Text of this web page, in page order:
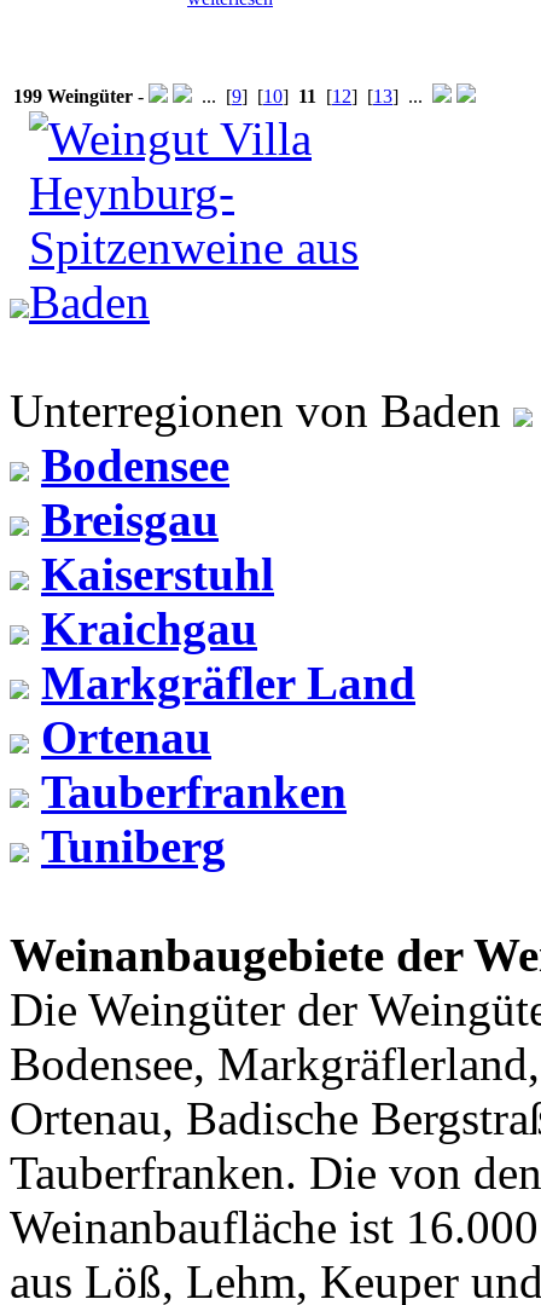
199 Weingüter - ... [9] [10] 11 [12] [13] ...
Unterregionen von Baden
Bodensee
Breisgau
Kaiserstuhl
Kraichgau
Markgräfler Land
Ortenau
Tauberfranken
Tuniberg
Weinanbaugebiete der
Die Weingüter der
Bodensee,
Ortenau, Badische
Tauberfranken. Die von
Weinanbaufläche ist
aus Löß, Lehm, Keuper